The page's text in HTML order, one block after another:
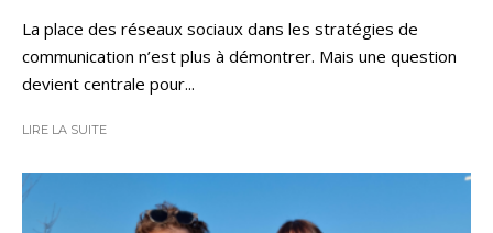
La place des réseaux sociaux dans les stratégies de
communication n’est plus à démontrer. Mais une question
devient centrale pour...
LIRE LA SUITE